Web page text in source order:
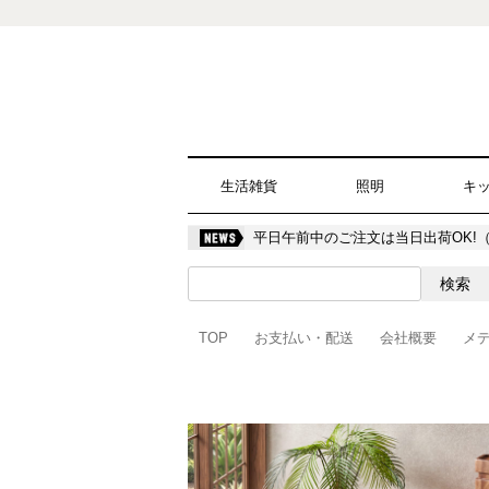
生活雑貨 照明 キ
平日午前中のご注文は当日出荷OK!
TOP お支払い・配送 会社概要 メ